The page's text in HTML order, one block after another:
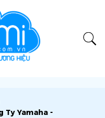
Ty Yamaha -